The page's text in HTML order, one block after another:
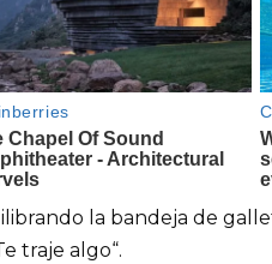
la bandeja de
traje algo“.